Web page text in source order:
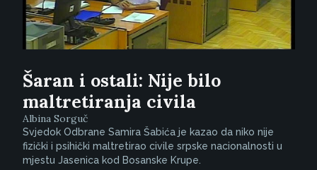
Šaran i ostali: Nije bilo
maltretiranja civila
Albina Sorguč
Svjedok Odbrane Samira Šabića je kazao da niko nije
fizički i psihički maltretirao civile srpske nacionalnosti u
mjestu Jasenica kod Bosanske Krupe.